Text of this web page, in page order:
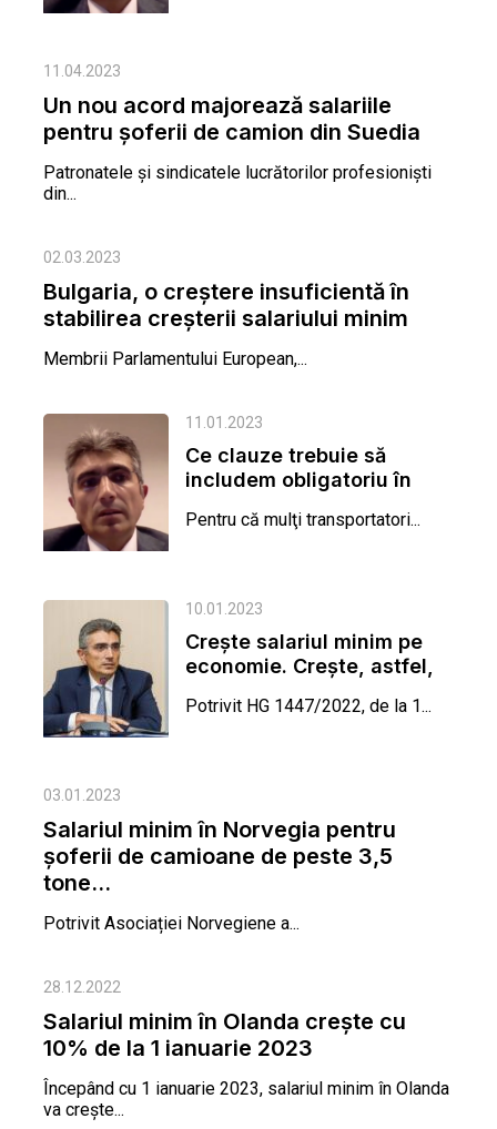
11.04.2023
Un nou acord majorează salariile
pentru șoferii de camion din Suedia
Patronatele și sindicatele lucrătorilor profesioniști
din...
02.03.2023
Bulgaria, o creștere insuficientă în
stabilirea creșterii salariului minim
Membrii Parlamentului European,...
11.01.2023
Ce clauze trebuie să
includem obligatoriu în
ale...
Pentru că mulţi transportatori...
10.01.2023
Creşte salariul minim pe
economie. Creşte, astfel,
Potrivit HG 1447/2022, de la 1...
03.01.2023
Salariul minim în Norvegia pentru
șoferii de camioane de peste 3,5
tone...
Potrivit Asociației Norvegiene a...
28.12.2022
Salariul minim în Olanda crește cu
10% de la 1 ianuarie 2023
Începând cu 1 ianuarie 2023, salariul minim în Olanda
va crește...